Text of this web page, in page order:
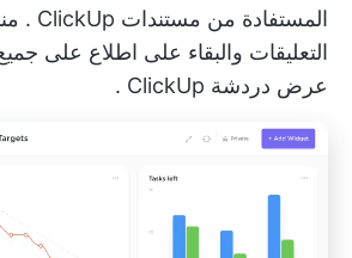
المستفادة من مستندات ClickUp
.
التعليقات والبقاء على اطلاع على
عرض دردشة ClickUp
.